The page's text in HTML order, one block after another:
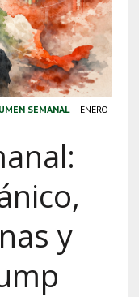
SEMANAL
ENERO
y